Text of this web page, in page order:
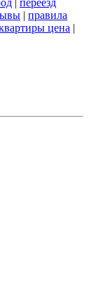
| переезд
| правила
цена |